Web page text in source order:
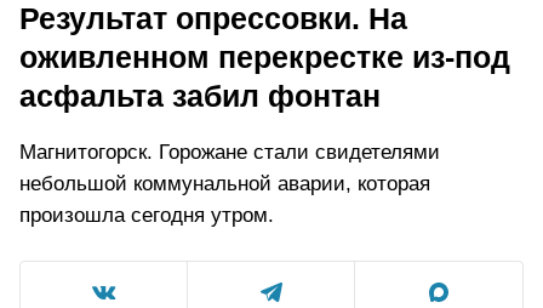
Результат опрессовки. На
оживленном перекрестке из-под
асфальта забил фонтан
Магнитогорск. Горожане стали свидетелями
небольшой коммунальной аварии, которая
произошла сегодня утром.